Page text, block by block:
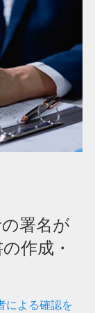
署名が
作成・
による確認を